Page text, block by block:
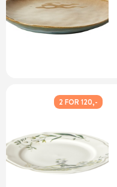
2 FOR 120,-